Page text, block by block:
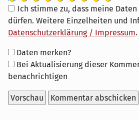
Ich stimme zu, dass meine
dürfen. Weitere Einzelheiten und
Datenschutzerklärung / Impressum.
Formular-
Optionen
Daten merken?
Bei Aktualisierung dieser
benachrichtigen